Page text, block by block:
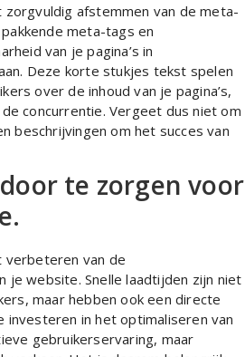
zorgvuldig afstemmen van de meta-
meta-tags en
van je pagina’s in
Deze korte stukjes tekst spelen
over de inhoud van je pagina’s,
concurrentie. Vergeet dus niet om
beschrijvingen om het succes van
te zorgen voor
verbeteren van de
website. Snelle laadtijden zijn niet
maar hebben ook een directe
in het optimaliseren van
gebruikerservaring, maar